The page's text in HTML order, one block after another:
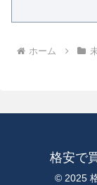
ホーム
格安で
© 2025